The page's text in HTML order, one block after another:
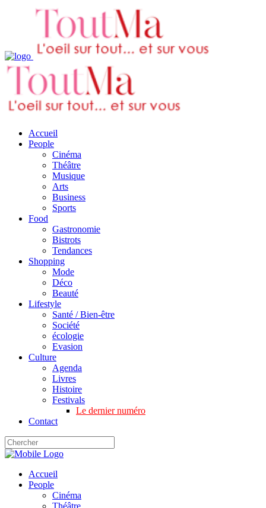
Accueil
People
Cinéma
Théâtre
Musique
Arts
Business
Sports
Food
Gastronomie
Bistrots
Tendances
Shopping
Mode
Déco
Beauté
Lifestyle
Santé / Bien-être
Société
écologie
Evasion
Culture
Agenda
Livres
Histoire
Festivals
Le dernier numéro
Contact
Accueil
People
Cinéma
Théâtre